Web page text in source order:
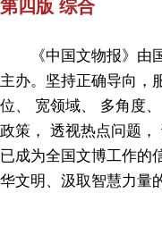
第四版 综合
《中国文物报》由国
主办。坚持正确导向，
位、 宽领域、 多角度
政策， 透视热点问题，
已成为全国文博工作的
华文明、汲取智慧力量